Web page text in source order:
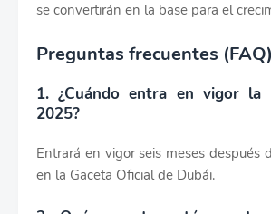
se convertirán en la base para el
Preguntas frecuentes (FAQ)
1. ¿Cuándo entra en vigor la
2025?
Entrará en vigor seis meses después
en la Gaceta Oficial de Dubái.